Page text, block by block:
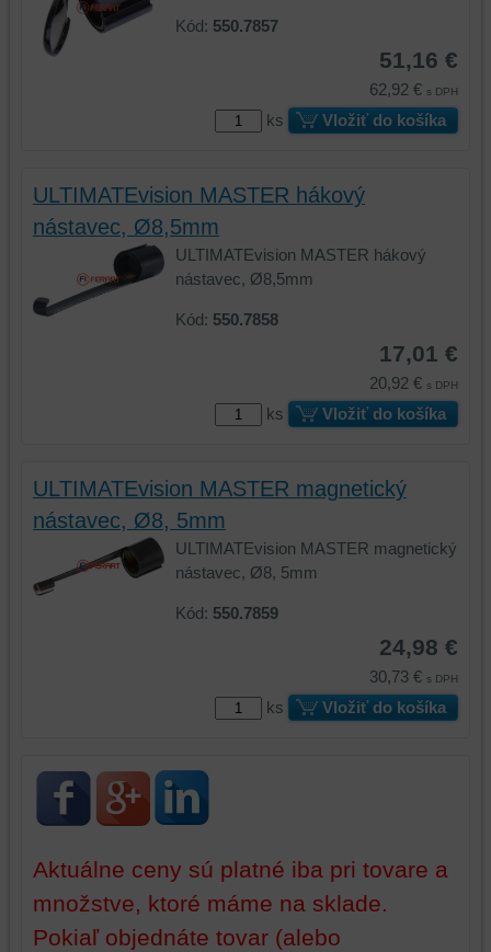
Kód: 550.7857
51,16 €
62,92 € s DPH
ks Vložiť do košíka
ULTIMATEvision MASTER hákový
nástavec, Ø8,5mm
ULTIMATEvision MASTER hákový
nástavec, Ø8,5mm
Kód: 550.7858
17,01 €
20,92 € s DPH
ks Vložiť do košíka
ULTIMATEvision MASTER magnetický
nástavec, Ø8, 5mm
ULTIMATEvision MASTER magnetický
nástavec, Ø8, 5mm
Kód: 550.7859
24,98 €
30,73 € s DPH
ks Vložiť do košíka
Aktuálne ceny sú platné iba pri tovare a
množstve, ktoré máme na sklade.
Pokiaľ objednáte tovar (alebo
(súbory
cookie
a
relácie
a
dosiahnutie
základnej
funkčnosti
cookie
úložiská
doplnkové
funkcie,
zlepšujú
váš
preferencií
bez
aby
ste
skripty
zdroje
strán,
widgety
atď.